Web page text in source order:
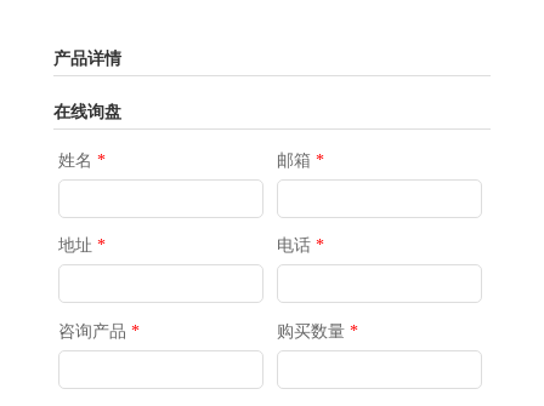
产品详情
在线询盘
姓名 * 邮箱 *
地址 * 电话 *
咨询产品 * 购买数量 *